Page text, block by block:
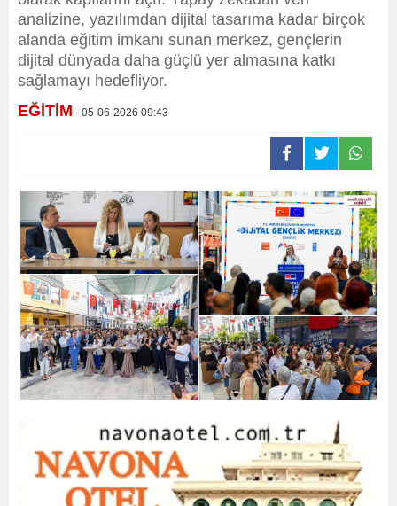
analizine, yazılımdan dijital tasarıma kadar birçok
alanda eğitim imkanı sunan merkez, gençlerin
dijital dünyada daha güçlü yer almasına katkı
sağlamayı hedefliyor.
EĞİTİM - 05-06-2026 09:43